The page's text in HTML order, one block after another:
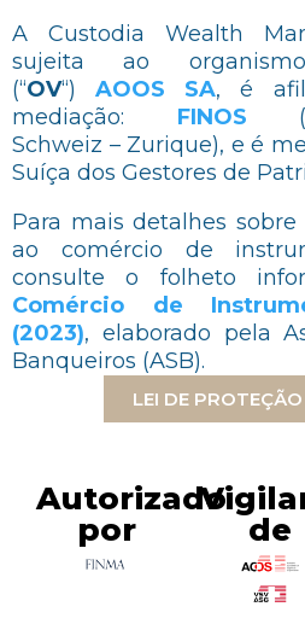
A Custodia Wealth
sujeita ao
(“OV“)AOOS SA, é
mediação: FINOS
Schweiz – Zurique), e é
Suíça dos Gestores de
Para mais detalhes sobre
ao comércio de
consulte o folheto
Comércio de
(2023), elaborado pela
Banqueiros (ASB).
LEI DE
Autorizado
por
de